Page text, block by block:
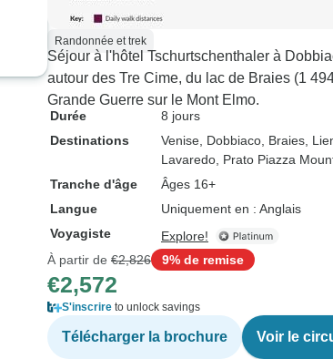
Randonnée et trek
Séjour à l'hôtel Tschurtschenthaler à
autour des Tre Cime, du lac de Braies (1
Grande Guerre sur le Mont Elmo.
Durée
8 jours
Destinations
Venise , Dobbiaco , Braies ,
Lavaredo , Prato Piazza
Tranche d'âge
Âges 16+
Langue
Uniquement en : Anglais
Voyagiste
Explore!
À partir de €2,826 9% de remise
€2,572
S'inscrire to unlock savings
Télécharger la brochure Voir le